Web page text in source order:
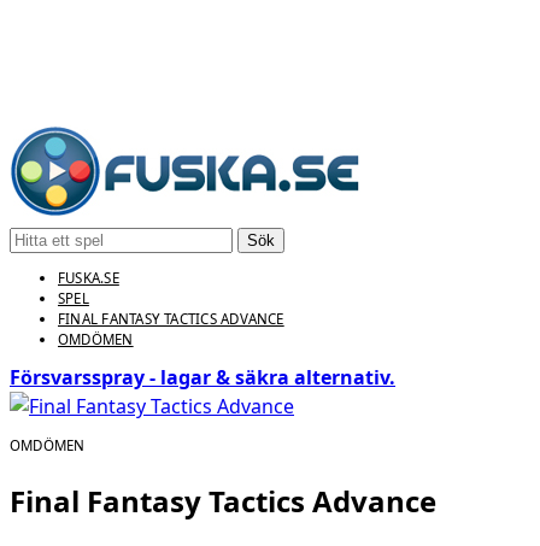
Sök
FUSKA.SE
SPEL
FINAL FANTASY TACTICS ADVANCE
OMDÖMEN
Försvarsspray - lagar & säkra alternativ.
OMDÖMEN
Final Fantasy Tactics Advance